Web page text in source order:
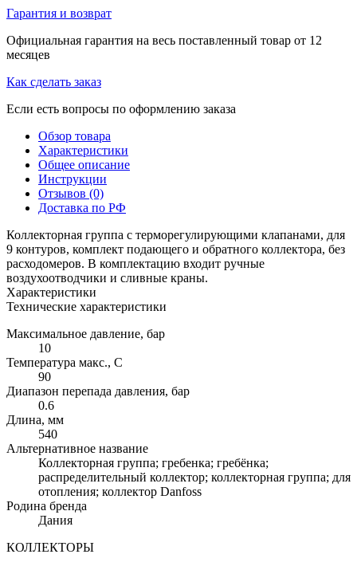
Гарантия и возврат
Официальная гарантия на весь поставленный товар от 12
месяцев
Как сделать заказ
Если есть вопросы по оформлению заказа
Обзор товара
Характеристики
Общее описание
Инструкции
Отзывов (0)
Доставка по РФ
Коллекторная группа с терморегулирующими клапанами, для
9 контуров, комплект подающего и обратного коллектора, без
расходомеров. В комплектацию входит ручные
воздухоотводчики и сливные краны.
Характеристики
Технические характеристики
Максимальное давление, бар
10
Температура макс., С
90
Диапазон перепада давления, бар
0.6
Длина, мм
540
Альтернативное название
Коллекторная группа; гребенка; гребёнка;
распределительный коллектор; коллекторная группа; для
отопления; коллектор Danfoss
Родина бренда
Дания
КОЛЛЕКТОРЫ